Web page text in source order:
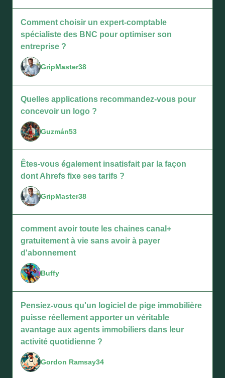
Comment choisir un expert-comptable
spécialiste des BNC pour optimiser son
entreprise ?
GripMaster38
Quelles applications recommandez-vous pour
concevoir un logo ?
Guzmán53
Êtes-vous également insatisfait par la façon
dont Ahrefs fixe ses tarifs ?
GripMaster38
comment avoir toute les chaines canal+
gratuitement à vie sans avoir à payer
d'abonnement
Buffy
Pensiez-vous qu'un logiciel de pige immobilière
puisse réellement apporter un véritable
avantage aux agents immobiliers dans leur
activité quotidienne ?
Gordon Ramsay34